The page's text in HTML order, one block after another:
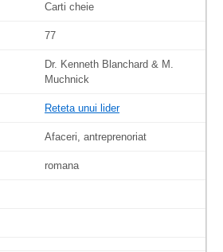
Carti cheie
77
Dr. Kenneth Blanchard & M.
Muchnick
Reteta unui lider
Afaceri, antreprenoriat
romana